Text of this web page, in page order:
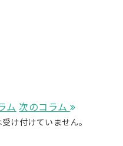
ム 次のコラム
け付けていません。